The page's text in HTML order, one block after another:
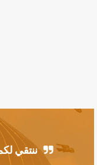
ننتقي